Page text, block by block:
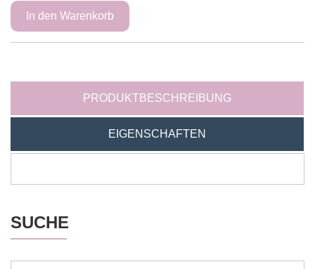
PRODUKTBESCHREIBUNG
EIGENSCHAFTEN
SUCHE